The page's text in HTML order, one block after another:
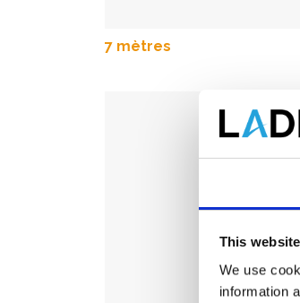
This
We use
information
7 mètres